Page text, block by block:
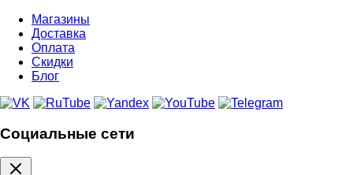
Магазины
Доставка
Оплата
Скидки
Блог
Социальные сети